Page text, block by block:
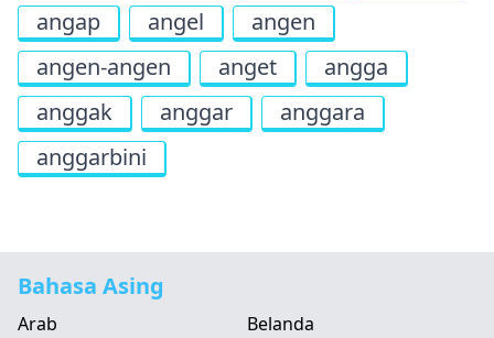
angap
angel
angen
angen-angen
anget
angga
anggak
anggar
anggara
anggarbini
Bahasa Asing
Arab
Belanda